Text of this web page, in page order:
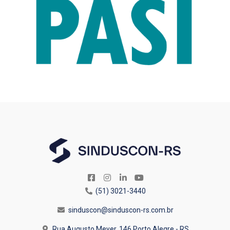
(51) 3021-3440
sinduscon@sinduscon-rs.com.br